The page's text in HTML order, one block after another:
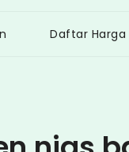
Daftar Harga